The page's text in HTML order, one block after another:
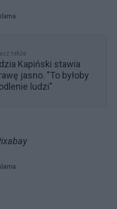
także
Kapiński stawia
jasno. "To byłoby
ludzi"